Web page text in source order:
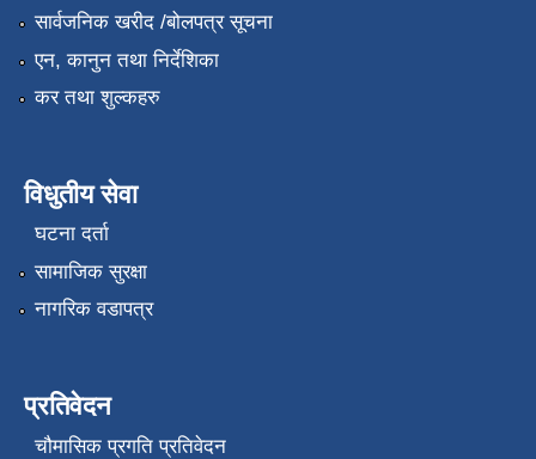
सार्वजनिक खरीद /बोलपत्र सूचना
एन, कानुन तथा निर्देशिका
कर तथा शुल्कहरु
विधुतीय सेवा
घटना दर्ता
सामाजिक सुरक्षा
नागरिक वडापत्र
प्रतिवेदन
चौमासिक प्रगति प्रतिवेदन